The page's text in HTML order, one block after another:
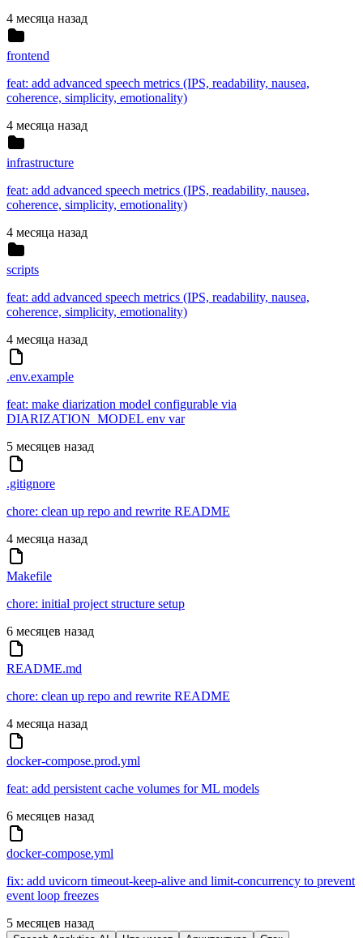
4 месяца назад
frontend
feat: add advanced speech metrics (IPS, readability, nausea,
coherence, simplicity, emotionality)
4 месяца назад
infrastructure
feat: add advanced speech metrics (IPS, readability, nausea,
coherence, simplicity, emotionality)
4 месяца назад
scripts
feat: add advanced speech metrics (IPS, readability, nausea,
coherence, simplicity, emotionality)
4 месяца назад
.env.example
feat: make diarization model configurable via
DIARIZATION_MODEL env var
5 месяцев назад
.gitignore
chore: clean up repo and rewrite README
4 месяца назад
Makefile
chore: initial project structure setup
6 месяцев назад
README.md
chore: clean up repo and rewrite README
4 месяца назад
docker-compose.prod.yml
feat: add persistent cache volumes for ML models
6 месяцев назад
docker-compose.yml
fix: add uvicorn timeout-keep-alive and limit-concurrency to prevent
event loop freezes
5 месяцев назад